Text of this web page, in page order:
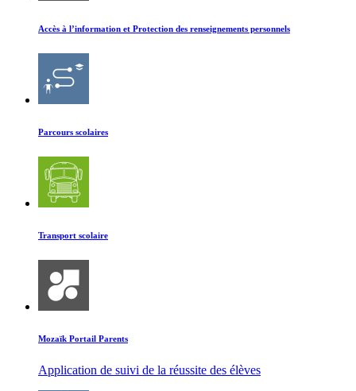
Accès à l’information et Protection des renseignements personnels
Parcours scolaires
Transport scolaire
Mozaïk Portail Parents
Application de suivi de la réussite des élèves